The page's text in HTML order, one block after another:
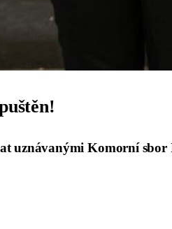
uznávanýmiKomorní sbor